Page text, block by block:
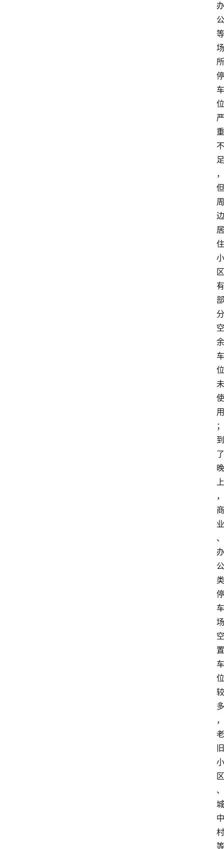
办
公
等
场
所
停
车
位
严
重
不
足
，
但
周
边
居
住
小
区
有
部
分
空
余
车
位
未
使
用
；
到
了
晚
上
，
商
业
、
办
公
类
停
车
场
空
置
车
位
较
多
，
老
旧
小
区
、
城
中
村
等